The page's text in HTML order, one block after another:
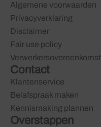
Algemene voorwaarden
Privacyverklaring
Disclaimer
Fair use policy
Verwerkersovereenkomst
Contact
Klantenservice
Belafspraak maken
Kennismaking plannen
Overstappen